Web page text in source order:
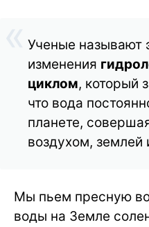
Ученые называют
изменения
циклом, который
что вода
планете,
воздухом, землей
Мы пьем пресную
воды на Земле